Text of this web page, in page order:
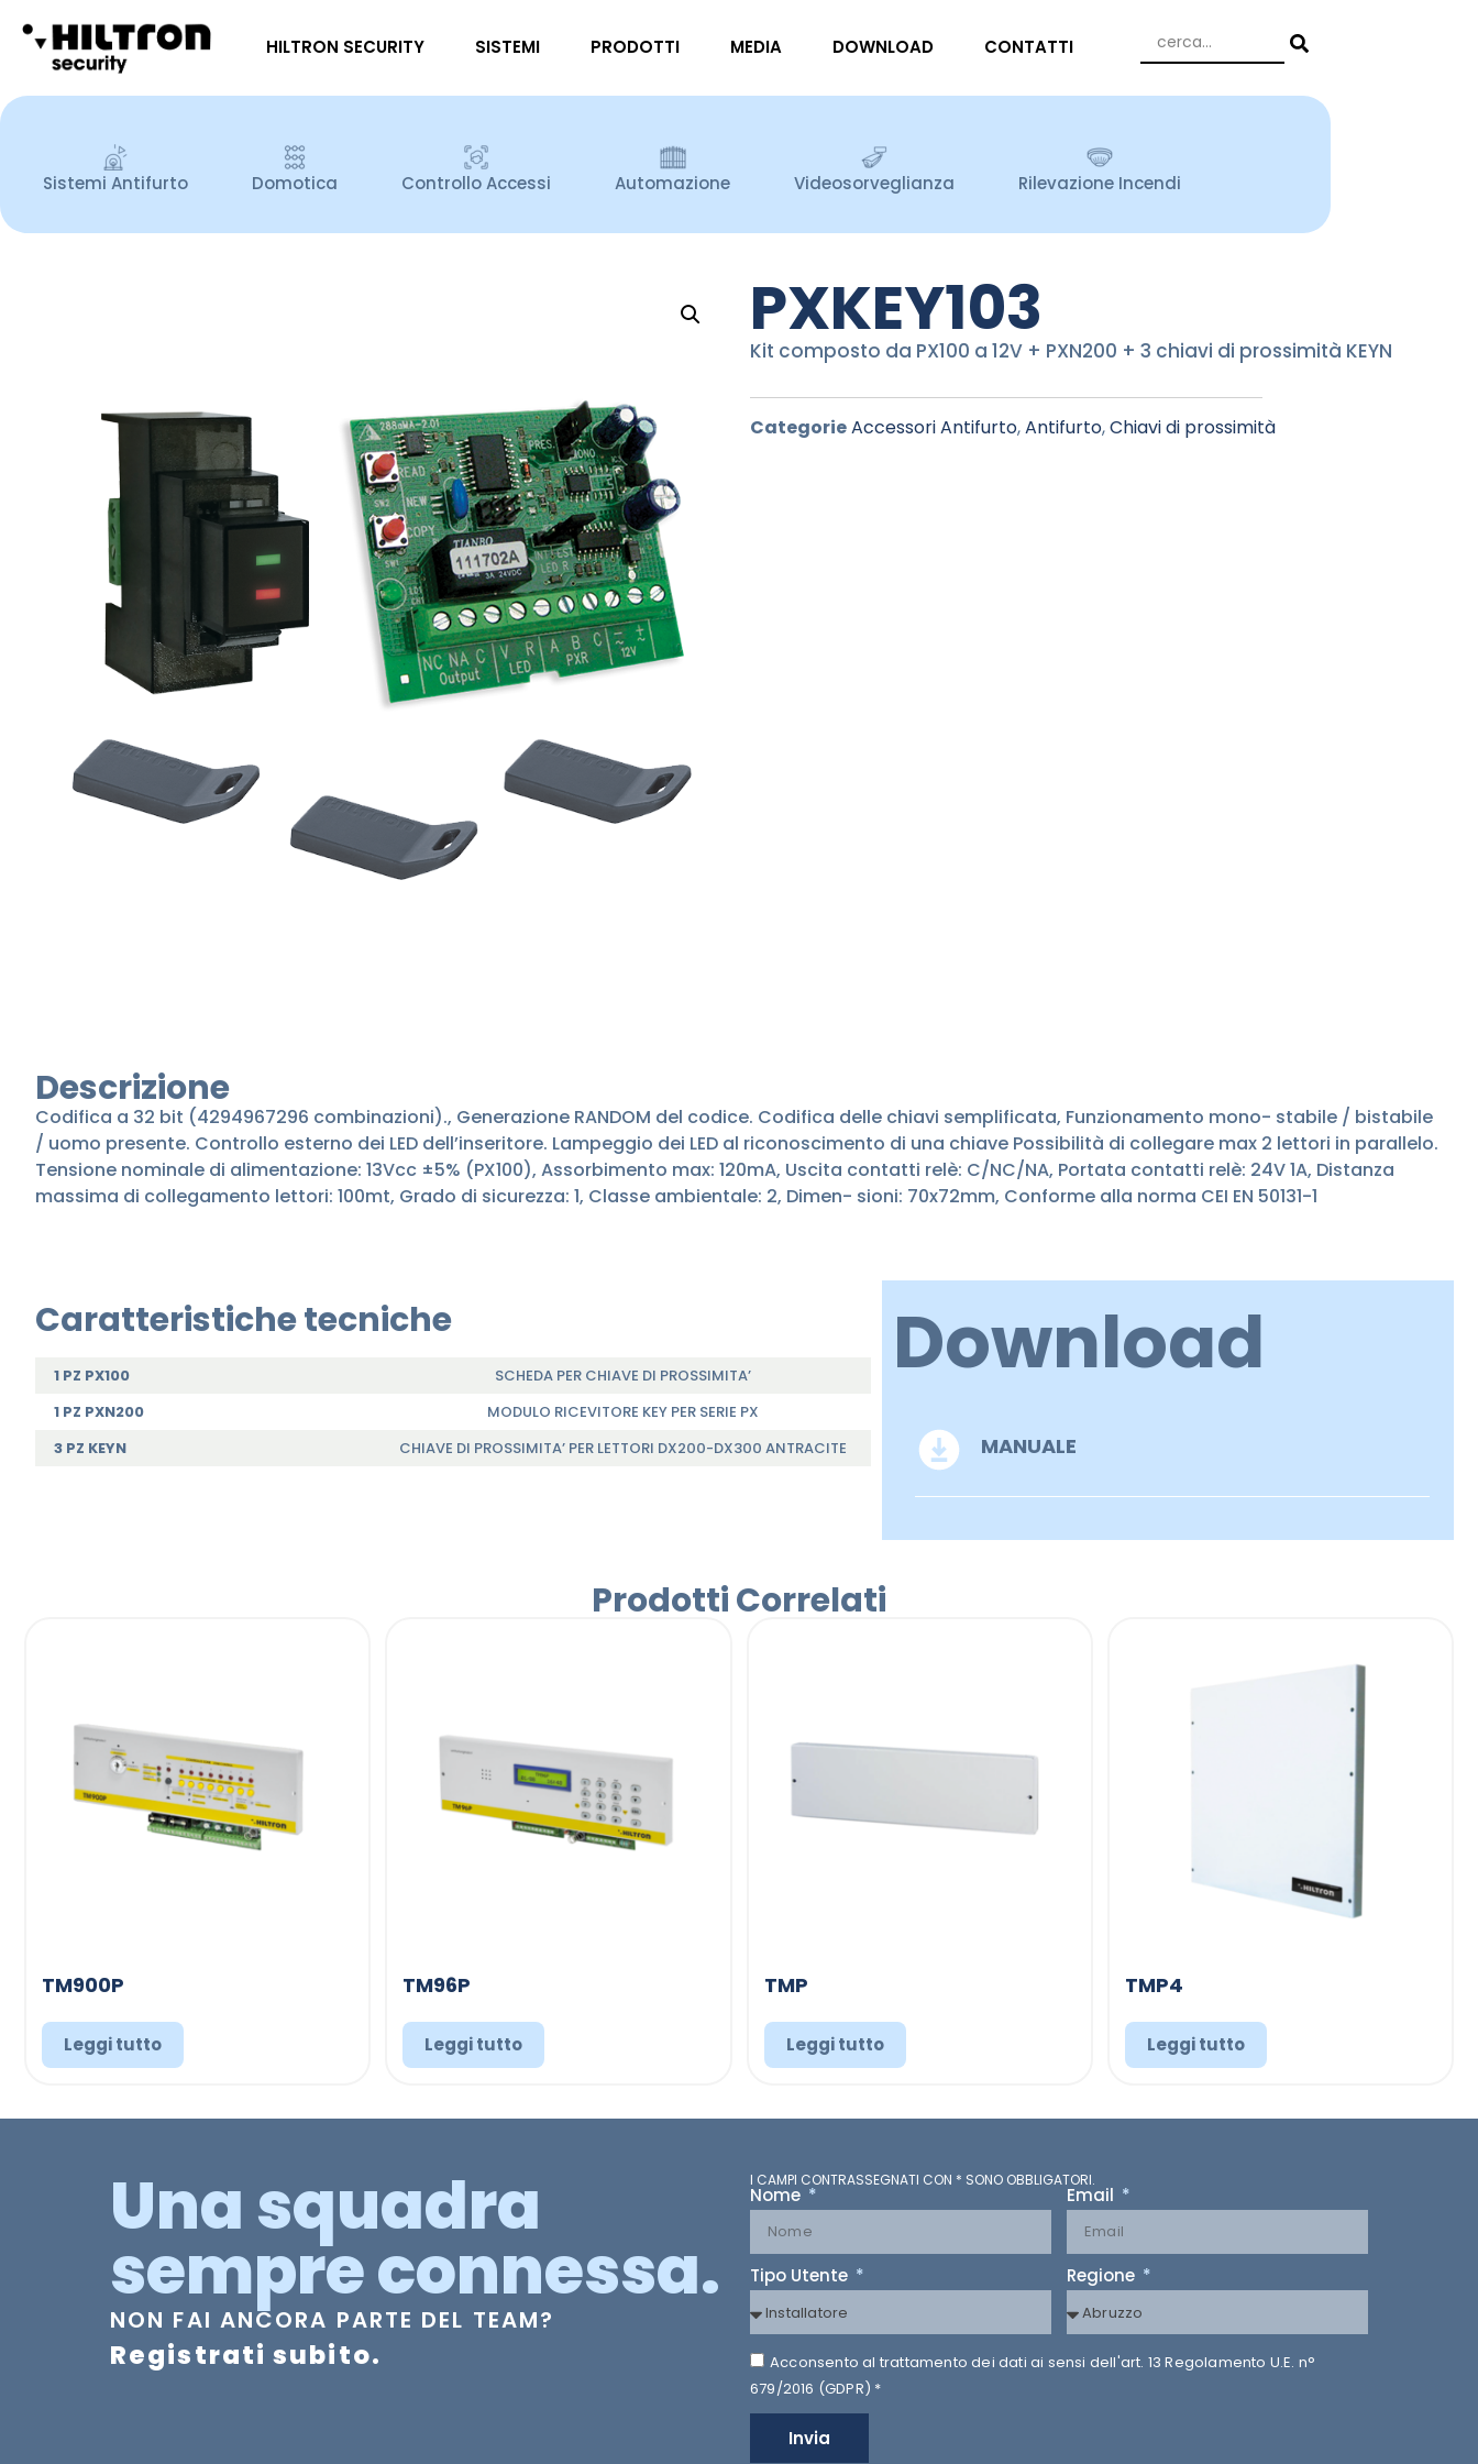
HILTRON SECURITY SISTEMI PRODOTTI MEDIA DOWNLOAD CONTATTI
Sistemi Antifurto Domotica Controllo Accessi Automazione Videosorveglianza Rilevazione Incendi
PXKEY103
Kit composto da PX100 a 12V + PXN200 + 3 chiavi di prossimità KEYN
CategorieAccessori Antifurto,Antifurto,Chiavi di prossimità
Descrizione
Codifica a 32 bit (4294967296 combinazioni)., Generazione RANDOM del codice. Codifica delle chiavi semplificata, Funzionamento mono- stabile / bistabile
/ uomo presente. Controllo esterno dei LED dell’inseritore. Lampeggio dei LED al riconoscimento di una chiave Possibilità di collegare max 2 lettori in parallelo.
Tensione nominale di alimentazione: 13Vcc ±5% (PX100), Assorbimento max: 120mA, Uscita contatti relè: C/NC/NA, Portata contatti relè: 24V 1A, Distanza
massima di collegamento lettori: 100mt, Grado di sicurezza: 1, Classe ambientale: 2, Dimen- sioni: 70x72mm, Conforme alla norma CEI EN 50131-1
Caratteristiche tecniche
1 PZ PX100
SCHEDA PER CHIAVE DI PROSSIMITA’
1 PZ PXN200
MODULO RICEVITORE KEY PER SERIE PX
3 PZ KEYN
CHIAVE DI PROSSIMITA’ PER LETTORI DX200-DX300 ANTRACITE
Download
MANUALE
Prodotti Correlati
TM900P
Leggi tutto
TM96P
Leggi tutto
TMP
Leggi tutto
TMP4
Leggi tutto
Una squadra
sempre connessa.
NON FAI ANCORA PARTE DEL TEAM?
Registrati subito.
I CAMPI CONTRASSEGNATI CON * SONO OBBLIGATORI.
Nome Email
Tipo Utente Regione
Acconsento al trattamento dei dati ai sensi dell'art. 13 Regolamento U.E. n°
679/2016 (GDPR) *
Invia